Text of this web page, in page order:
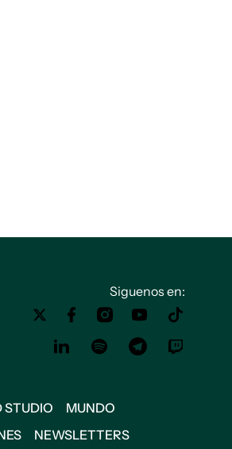
Siguenos en:
STUDIO
MUNDO
NEWSLETTERS